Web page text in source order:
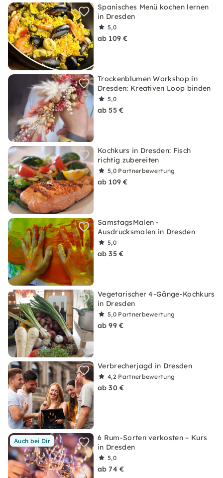
Spanisches Menü kochen lernen
in Dresden
5,0
ab 109 €
Trockenblumen Workshop in
Dresden: Kreativen Loop binden
5,0
ab 55 €
Kochkurs in Dresden: Fisch
richtig zubereiten
5,0 Partnerbewertung
ab 109 €
SamstagsMalen -
Ausdrucksmalen in Dresden
5,0
ab 35 €
Vegetarischer 4-Gänge-Kochkurs
in Dresden
5,0 Partnerbewertung
ab 99 €
Verbrecherjagd in Dresden
4,2 Partnerbewertung
ab 30 €
Auch bei Dir
6 Rum-Sorten verkosten – Kurs
in Dresden
5,0
ab 74 €